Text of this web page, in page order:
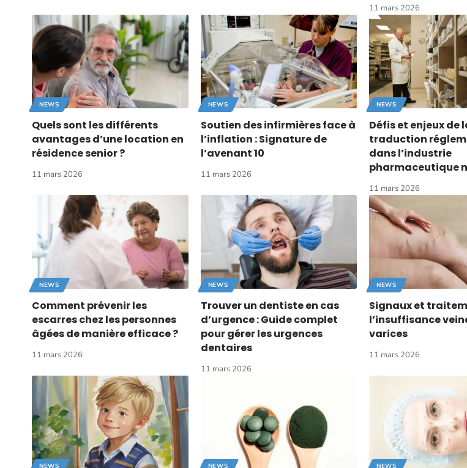
11 mars 2026
NEWS
Quels sont les différents
avantages d’une location en
résidence senior ?
11 mars 2026
NEWS
Soutien des infirmières face à
l’inflation : Signature de
l’avenant 10
11 mars 2026
NEWS
Défis et enjeux de
traduction
dans l’industrie
pharmaceutique
11 mars 2026
NEWS
Comment prévenir les
escarres chez les personnes
âgées de manière efficace ?
11 mars 2026
NEWS
Trouver un dentiste en cas
d’urgence : Guide complet
pour gérer les urgences
dentaires
11 mars 2026
NEWS
Signaux et
l’insuffisance
varices
11 mars 2026
NEWS NEWS NEWS